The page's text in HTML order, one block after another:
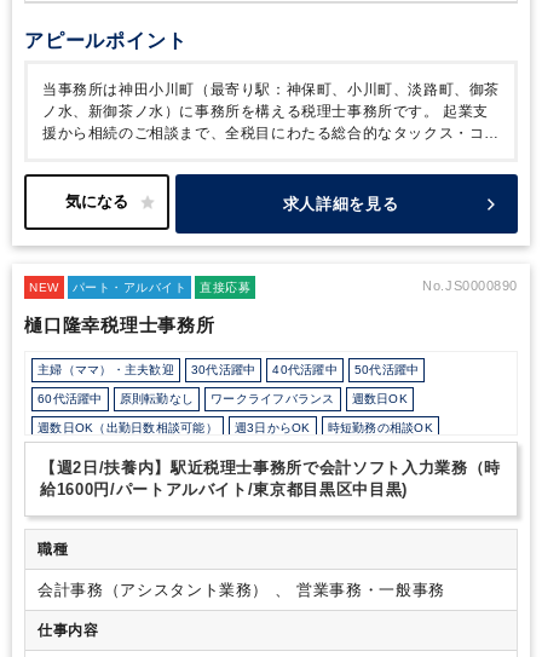
は週3日以上の勤務をお願いしたいところですが、それ以外の
就業も可能性がございます。 ・勤務時間：開始時間は10時に
なりますが、退社時間は17時などもご相談可能です。
・残業
を極力しないようにするため、コツコツ仕事ができる環境が整
たため、綺麗なオフィスです◎ 駅からのアクセスも良好で、
近くにお店もたくさんあります。・社内研修も度々行ってお
アピールポイント
当事務所は神田小川町（最寄り駅：神保町、小川町、淡路町、御茶
ノ水、新御茶ノ水）に事務所を構える税理士事務所です。
起業支
援から相続のご相談まで、全税目にわたる総合的なタックス・コン
告業務や年末調整業務をお任せするポジションです。 週数日勤
務、時短勤務も可能ですのでお気軽にご相談ください。
沢山のご
求人詳細を見る
NEW パート・アルバイト 直接応募 No.JS0000890
樋口隆幸税理士事務所
主婦（ママ）・主夫歓迎 30代活躍中 40代活躍中 50代活躍中
60代活躍中 原則転勤なし ワークライフバランス 週数日OK
週数日OK（出勤日数相談可能） 週3日からOK 時短勤務の相談OK
勤務開始時間の相談OK 勤務終了時間の相談OK 朝遅め 10時以降出社OK
定時早め 16時以前退社OK 1日5時間以内でもOK 1日7時間未満勤務OK
残業少なめ 残業月10時間未満 残業20時間未満 扶養控除内
オフィスカジュアルOK
ルーティンワークがメイン 社内システム等のOJT 業務手順等のOJT
業界知識・専門用語等のOJT 土日祝休み 英語力不要 ミロク
【週2日/扶養内】駅近税理士事務所で会計ソフト入力業務（時
給1600円/パートアルバイト/東京都目黒区中目黒)
職種
会計事務（アシスタント業務） 、 営業事務・一般事務
仕事内容